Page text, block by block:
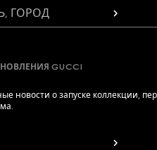
ГОРОД
GUCCI
новости о запуске коллекции,